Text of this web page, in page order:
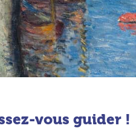
vous guider !